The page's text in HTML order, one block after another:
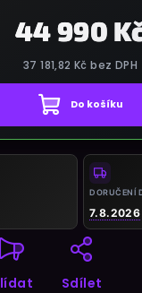
44 990
37 181,82 Kč bez DPH
Do košíku
DORUČENÍ
7.8.2026
Sdílet